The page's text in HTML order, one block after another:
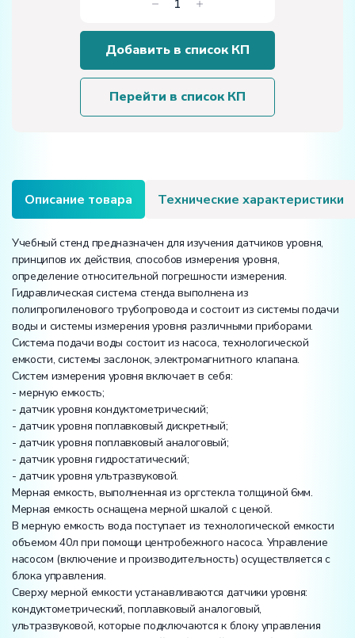
Количество
товара
Учебный
стенд
«Промышленные
датчики
Добавить в список КП
Перейти в список КП
Описание товара Технические характеристики
Учебный стенд предназначен для изучения датчиков уровня,
принципов их действия, способов измерения уровня,
определение относительной погрешности измерения.
Гидравлическая система стенда выполнена из
полипропиленового трубопровода и состоит из системы подачи
воды и системы измерения уровня различными приборами.
Система подачи воды состоит из насоса, технологической
емкости, системы заслонок, электромагнитного клапана.
Систем измерения уровня включает в себя:
- мерную емкость;
- датчик уровня кондуктометрический;
- датчик уровня поплавковый дискретный;
- датчик уровня поплавковый аналоговый;
- датчик уровня гидростатический;
- датчик уровня ультразвуковой.
Мерная емкость, выполненная из оргстекла толщиной 6мм.
Мерная емкость оснащена мерной шкалой с ценой.
В мерную емкость вода поступает из технологической емкости
объемом 40л при помощи центробежного насоса. Управление
насосом (включение и производительность) осуществляется с
блока управления.
Сверху мерной емкости устанавливаются датчики уровня:
кондуктометрический, поплавковый аналоговый,
ультразвуковой, которые подключаются к блоку управления